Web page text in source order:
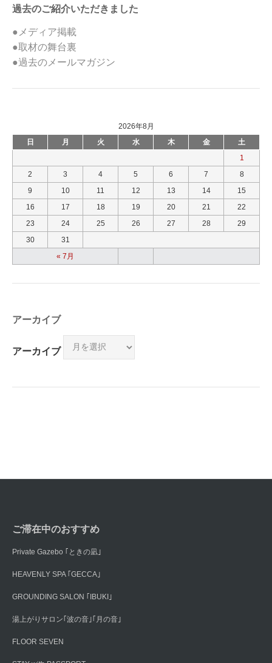
過去のご紹介いただきました
●メディア掲載
●取材の舞台裏
●過去のメールマガジン
2026年8月
日
月 火 水 木 金 土
« 7月
1
2
3 4 5 6 7
8
9
10 11 12 13 14
15
16
17 18 19 20 21
22
23
24 25 26 27 28
29
30
31
アーカイブ
アーカイブ
ご滞在中のおすすめ
Private Gazebo ｢ときの凪｣
HEAVENLY SPA ｢GECCA｣
GROUNDING SALON ｢IBUKI｣
湯上がりサロン｢波の音｣｢月の音｣
FLOOR SEVEN